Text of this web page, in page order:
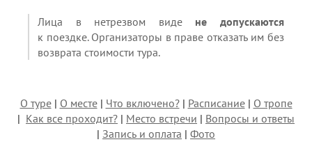
Лица в нетрезвом виде не допускаются
к поездке. Организаторы в праве отказать им без
возврата стоимости тура.
О туре| О месте| Что включено?| Расписание| О тропе
| Как все проходит? | Место встречи | Вопросы и ответы
| Запись и оплата | Фото